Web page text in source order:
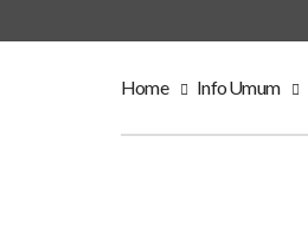
Home Info Umum